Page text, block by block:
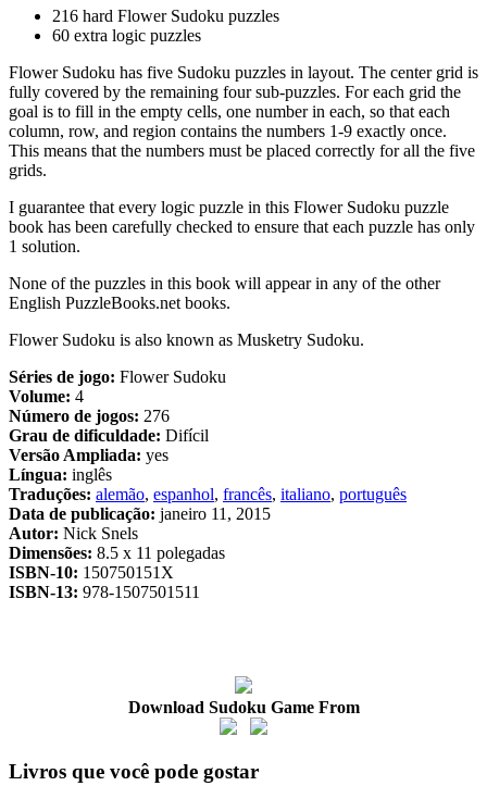
216 hard Flower Sudoku puzzles
60 extra logic puzzles
Flower Sudoku has five Sudoku puzzles in layout. The center grid is
fully covered by the remaining four sub-puzzles. For each grid the
goal is to fill in the empty cells, one number in each, so that each
column, row, and region contains the numbers 1-9 exactly once.
This means that the numbers must be placed correctly for all the five
grids.
I guarantee that every logic puzzle in this Flower Sudoku puzzle
book has been carefully checked to ensure that each puzzle has only
1 solution.
None of the puzzles in this book will appear in any of the other
English PuzzleBooks.net books.
Flower Sudoku is also known as Musketry Sudoku.
Séries de jogo: Flower Sudoku
Volume: 4
Número de jogos: 276
Grau de dificuldade: Difícil
Versão Ampliada: yes
Língua: inglês
Traduções: alemão, espanhol, francês, italiano, português
Data de publicação: janeiro 11, 2015
Autor: Nick Snels
Dimensões: 8.5 x 11 polegadas
ISBN-10: 150750151X
ISBN-13: 978-1507501511
Download Sudoku Game From
Livros que você pode gostar